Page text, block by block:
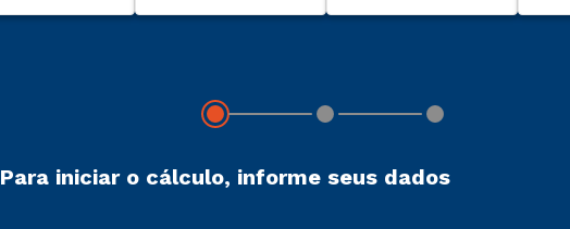
Para iniciar o cálculo, informe seus dados